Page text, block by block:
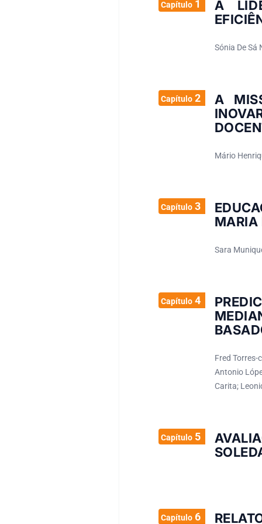
Capítulo1
A
Sónia De Sá
Capítulo2
A
Mário
Capítulo3
MARIA
Sara
Capítulo4
Fred Torres-
Antonio
Carita;
Capítulo5
Capítulo6